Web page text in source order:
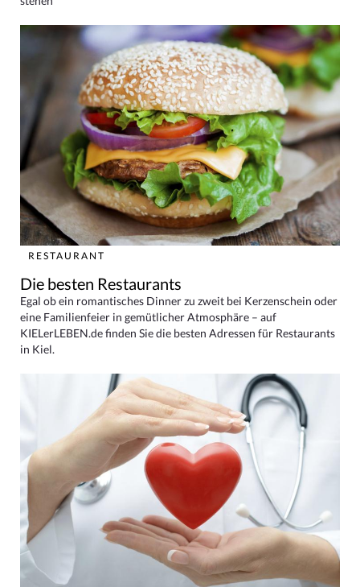
RESTAURANT
Die besten Restaurants
Egal ob ein romantisches Dinner zu zweit bei Kerzenschein oder
eine Familienfeier in gemütlicher Atmosphäre – auf
KIELerLEBEN.de finden Sie die besten Adressen für Restaurants
in Kiel.